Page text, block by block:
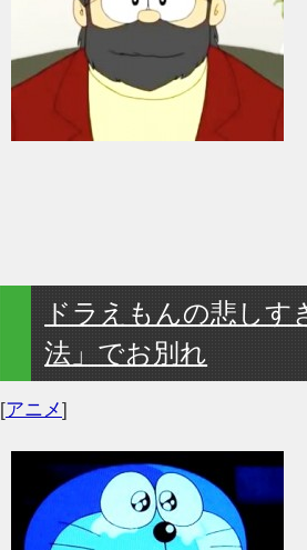
ドラえもんの悲しす
法」でお別れ
[アニメ]